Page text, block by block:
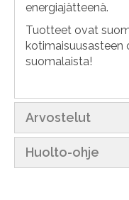
energiajätteenä.
Tuotteet ovat
kotimaisuusasteen
suomalaista!
Arvostelut
Huolto-ohje